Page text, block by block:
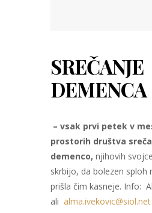
SREČANJE
DEMENCA
– vsak prvi petek v
prostorih društva
demenco, njihovih
skrbijo, da bolezen sploh
prišla čim kasneje. Info:
ali alma.ivekovic@siol.net